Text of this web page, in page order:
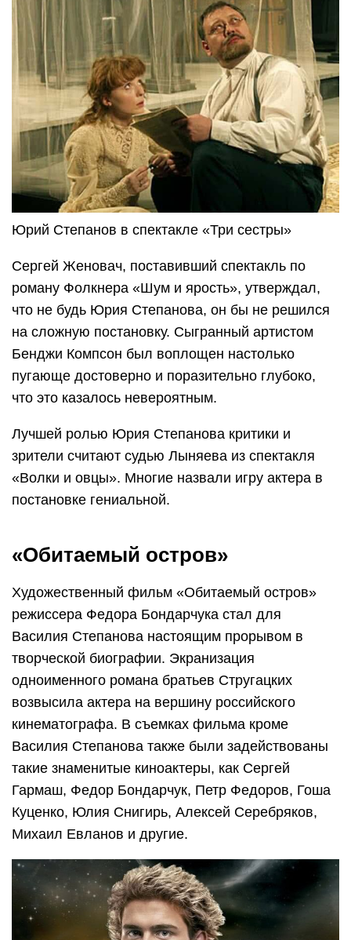
Юрий Степанов в спектакле «Три сестры»
Сергей Женовач, поставивший спектакль по
роману Фолкнера «Шум и ярость», утверждал,
что не будь Юрия Степанова, он бы не решился
на сложную постановку. Сыгранный артистом
Бенджи Компсон был воплощен настолько
пугающе достоверно и поразительно глубоко,
что это казалось невероятным.
Лучшей ролью Юрия Степанова критики и
зрители считают судью Лыняева из спектакля
«Волки и овцы». Многие назвали игру актера в
постановке гениальной.
«Обитаемый остров»
Художественный фильм «Обитаемый остров»
режиссера Федора Бондарчука стал для
Василия Степанова настоящим прорывом в
творческой биографии. Экранизация
одноименного романа братьев Стругацких
возвысила актера на вершину российского
кинематографа. В съемках фильма кроме
Василия Степанова также были задействованы
такие знаменитые киноактеры, как Сергей
Гармаш, Федор Бондарчук, Петр Федоров, Гоша
Куценко, Юлия Снигирь, Алексей Серебряков,
Михаил Евланов и другие.